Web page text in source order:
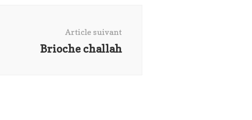
Article suivant
Brioche challah